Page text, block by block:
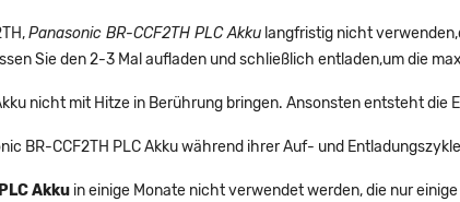
Panasonic BR-CCF2TH PLC Akku langfristig nicht
Sie den 2-3 Mal aufladen und schließlich entladen,um die
nicht mit Hitze in Berührung bringen. Ansonsten entsteht die
BR-CCF2TH PLC Akku während ihrer Auf- und
Akku in einige Monate nicht verwendet werden, die nur